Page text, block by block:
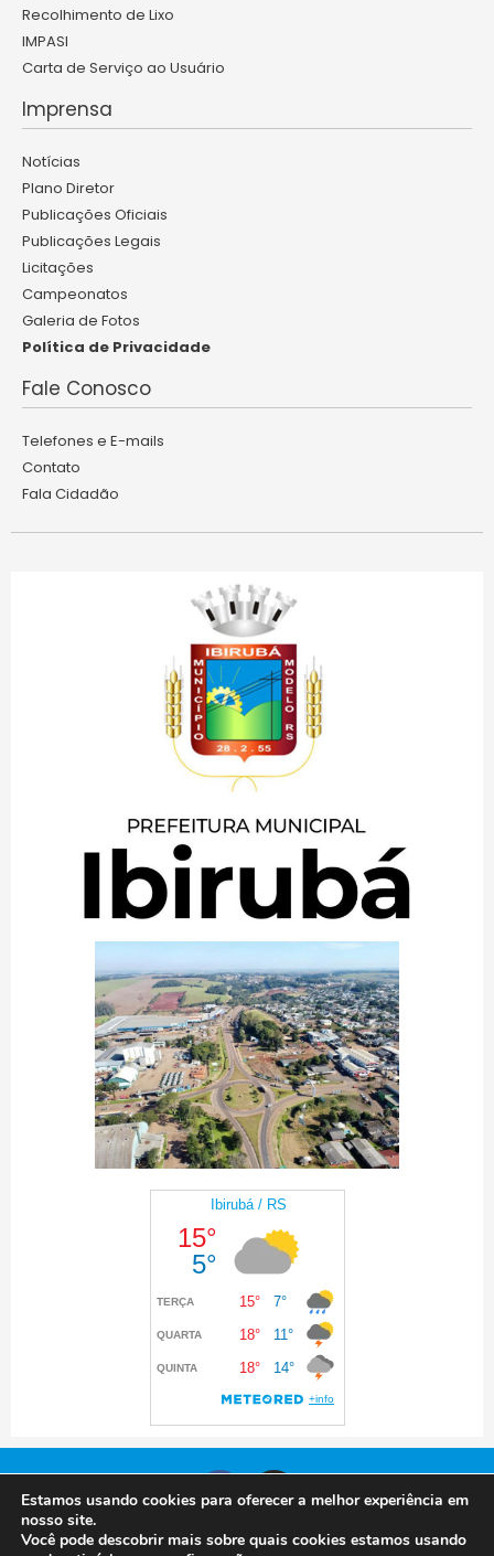
Recolhimento de Lixo
IMPASI
Carta de Serviço ao Usuário
Imprensa
Notícias
Plano Diretor
Publicações Oficiais
Publicações Legais
Licitações
Campeonatos
Galeria de Fotos
Política de Privacidade
Fale Conosco
Telefones e E-mails
Contato
Fala Cidadão
© 2024 Prefeitura de Ibirubá. Todos os direitos
Estamos usando cookies para oferecer a melhor experiência em
nosso site.
Você pode descobrir mais sobre quais cookies estamos usando